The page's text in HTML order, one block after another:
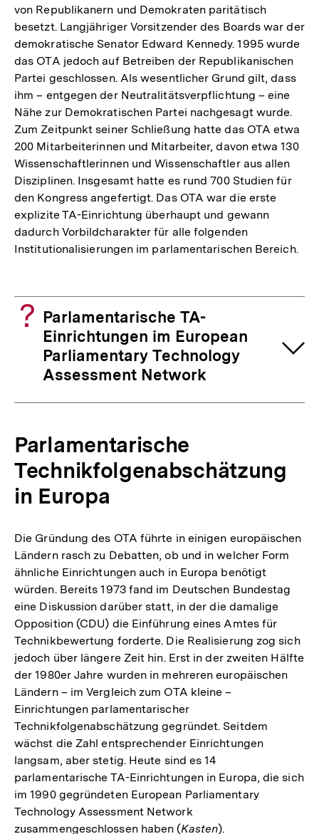
von Republikanern und Demokraten paritätisch
besetzt. Langjähriger Vorsitzender des Boards war der
demokratische Senator Edward Kennedy. 1995 wurde
das OTA jedoch auf Betreiben der Republikanischen
Partei geschlossen. Als wesentlicher Grund gilt, dass
ihm – entgegen der Neutralitätsverpflichtung – eine
Nähe zur Demokratischen Partei nachgesagt wurde.
Zum Zeitpunkt seiner Schließung hatte das OTA etwa
200 Mitarbeiterinnen und Mitarbeiter, davon etwa 130
Wissenschaftlerinnen und Wissenschaftler aus allen
Disziplinen. Insgesamt hatte es rund 700 Studien für
den Kongress angefertigt. Das OTA war die erste
explizite TA-Einrichtung überhaupt und gewann
dadurch Vorbildcharakter für alle folgenden
Institutionalisierungen im parlamentarischen Bereich.
Parlamentarische TA-
Einrichtungen im European
Parliamentary Technology
Assessment Network
Parlamentarische
Technikfolgenabschätzung
in Europa
Die Gründung des OTA führte in einigen europäischen
Ländern rasch zu Debatten, ob und in welcher Form
ähnliche Einrichtungen auch in Europa benötigt
würden. Bereits 1973 fand im Deutschen Bundestag
eine Diskussion darüber statt, in der die damalige
Opposition (CDU) die Einführung eines Amtes für
Technikbewertung forderte. Die Realisierung zog sich
jedoch über längere Zeit hin. Erst in der zweiten Hälfte
der 1980er Jahre wurden in mehreren europäischen
Ländern – im Vergleich zum OTA kleine –
Einrichtungen parlamentarischer
Technikfolgenabschätzung gegründet. Seitdem
wächst die Zahl entsprechender Einrichtungen
langsam, aber stetig. Heute sind es 14
parlamentarische TA-Einrichtungen in Europa, die sich
im 1990 gegründeten European Parliamentary
Technology Assessment Network
zusammengeschlossen haben (Kasten).